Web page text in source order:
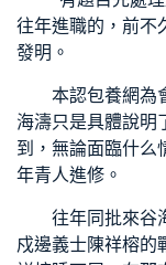
往年進職的，前不
發明。
本認包養網為
海濤只是具體說明
到，無論面臨什么
年青人進修。
往年同批來谷
戍邊義士陳祥榕的